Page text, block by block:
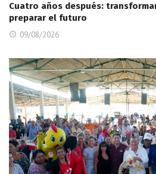
Cuatro años después:
preparar el futuro
09/08/2026